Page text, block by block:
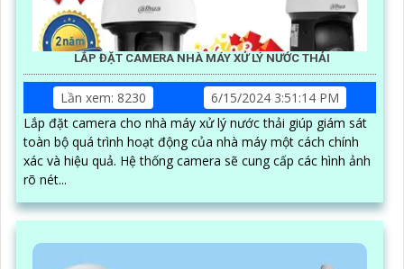
LẮP ĐẶT CAMERA NHÀ MÁY XỬ LÝ NƯỚC THẢI
Lần xem: 8230
6/15/2024 3:51:14 PM
Lắp đặt camera cho nhà máy xử lý nước thải giúp giám sát
toàn bộ quá trình hoạt động của nhà máy một cách chính
xác và hiệu quả. Hệ thống camera sẽ cung cấp các hình ảnh
rõ nét...